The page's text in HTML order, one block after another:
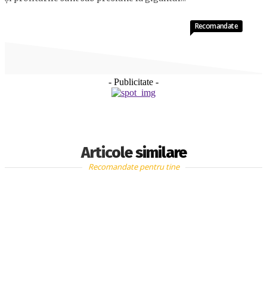
- Publicitate -
Articole similare
Recomandate
Recomandate pentru tine